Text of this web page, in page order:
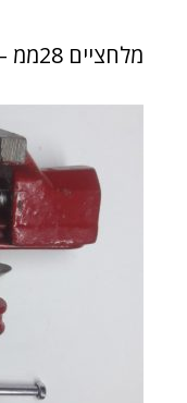
מלחציים 28ממ – פלדה